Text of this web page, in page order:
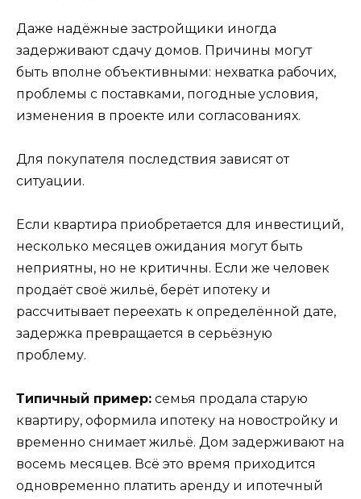
Даже надёжные застройщики иногда
задерживают сдачу домов. Причины могут
быть вполне объективными: нехватка рабочих,
проблемы с поставками, погодные условия,
изменения в проекте или согласованиях.
Для покупателя последствия зависят от
ситуации.
Если квартира приобретается для инвестиций,
несколько месяцев ожидания могут быть
неприятны, но не критичны. Если же человек
продаёт своё жильё, берёт ипотеку и
рассчитывает переехать к определённой дате,
задержка превращается в серьёзную
проблему.
Типичный пример: семья продала старую
квартиру, оформила ипотеку на новостройку и
временно снимает жильё. Дом задерживают на
восемь месяцев. Всё это время приходится
одновременно платить аренду и ипотечный